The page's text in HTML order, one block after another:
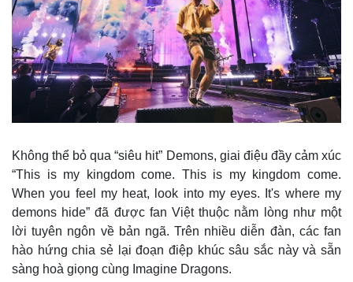
Không thể bỏ qua “siêu hit” Demons, giai điệu đầy cảm xúc
“This is my kingdom come. This is my kingdom come.
When you feel my heat, look into my eyes. It's where my
demons hide” đã được fan Việt thuộc nằm lòng như một
lời tuyên ngôn về bản ngã. Trên nhiều diễn đàn, các fan
hào hứng chia sẻ lại đoạn điệp khúc sâu sắc này và sẵn
sàng hoà giọng cùng Imagine Dragons.